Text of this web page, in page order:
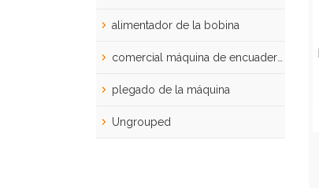
alimentador de la bobina
plegado de la máquina
Ungrouped